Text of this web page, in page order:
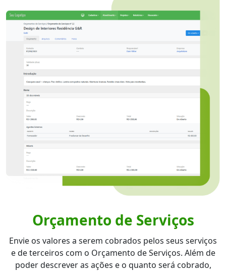
Orçamento de Serviços
Envie os valores a serem cobrados pelos seus serviços
e de terceiros com o Orçamento de Serviços. Além de
poder descrever as ações e o quanto será cobrado,